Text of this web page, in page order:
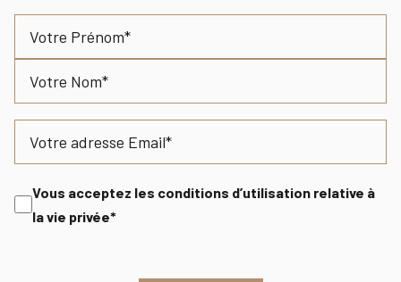
Consent
Vous acceptez les conditions d’utilisation relative à
la vie privée*